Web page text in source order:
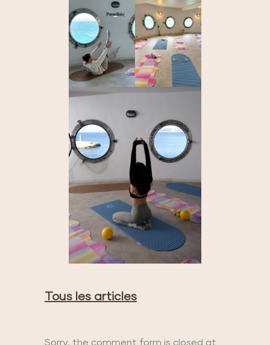
Tous les articles
Sorry, the comment form is closed at